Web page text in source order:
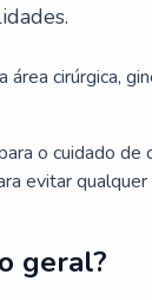
cirúrgica,
o cuidado de
evitar
geral?